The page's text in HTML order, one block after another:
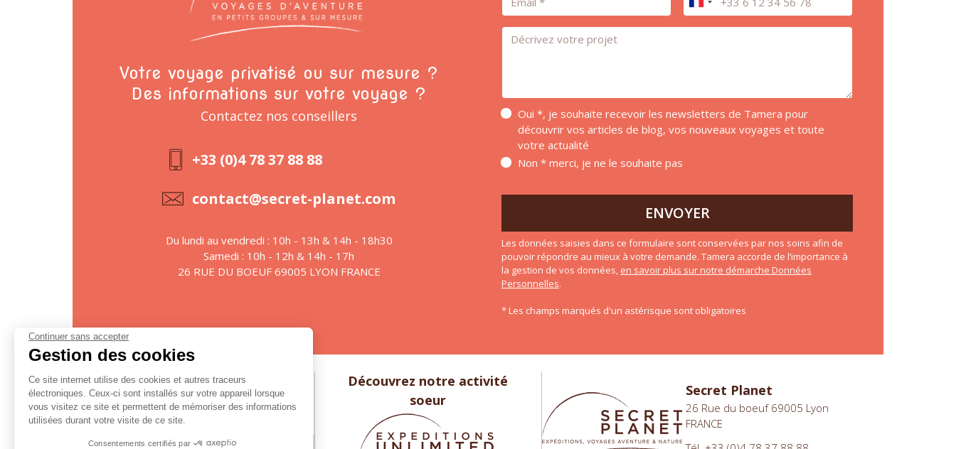
Votre voyage privatisé ou sur mesure ?
Des informations sur votre voyage ?
Contactez nos conseillers
+33 (0)4 78 37 88 88
contact@secret-planet.com
Du lundi au vendredi : 10h - 13h & 14h - 18h30
Samedi : 10h - 12h & 14h - 17h
26 RUE DU BOEUF 69005 LYON FRANCE
Message *
Oui *, je souhaite recevoir les newsletters de Tamera pour
découvrir vos articles de blog, vos nouveaux voyages et toute
votre actualité
Non * merci, je ne le souhaite pas
ENVOYER
Les données saisies dans ce formulaire sont conservées par nos soins afin de
pouvoir répondre au mieux à votre demande. Tamera accorde de l’importance à
la gestion de vos données, en savoir plus sur notre démarche Données
Personnelles.
* Les champs marqués d'un astérisque sont obligatoires
Suivez-nous
Découvrez notre activité
soeur
Secret Planet
26 Rue du boeuf 69005 Lyon
FRANCE
Continuer sans accepter
Gestion des cookies
Ce site internet utilise des cookies et autres traceurs
électroniques. Ceux-ci sont installés sur votre appareil lorsque
vous visitez ce site et permettent de mémoriser des informations
utilisées durant votre visite de ce site.
Consentements certifiés par